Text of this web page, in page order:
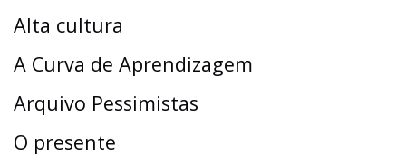
Alta cultura
A Curva de Aprendizagem
Arquivo Pessimistas
O presente